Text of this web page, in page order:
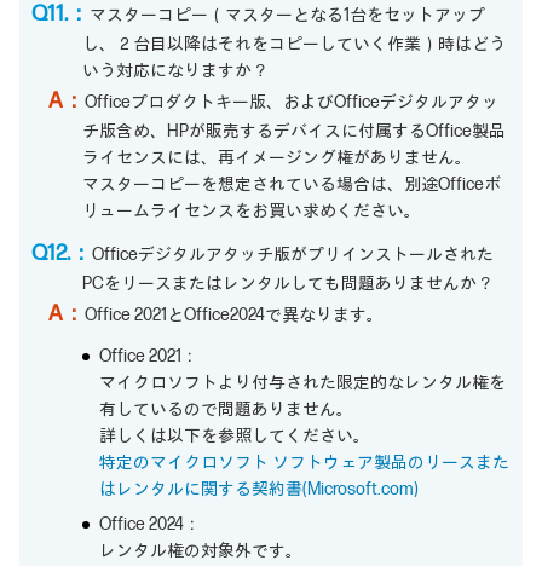
Q11.： マスターコピー（マスターとなる1台をセットアップ
し、２台目以降はそれをコピーしていく作業）時はどう
いう対応になりますか？
A：Officeプロダクトキー版、およびOfficeデジタルアタッ
チ版含め、HPが販売するデバイスに付属するOffice製品
ライセンスには、再イメージング権がありません。
マスターコピーを想定されている場合は、別途Officeボ
リュームライセンスをお買い求めください。
Q12.： Officeデジタルアタッチ版がプリインストールされた
PCをリースまたはレンタルしても問題ありませんか？
A：Office 2021とOffice2024で異なります。
Office 2021：
マイクロソフトより付与された限定的なレンタル権を
有しているので問題ありません。
詳しくは以下を参照してください。
特定のマイクロソフト ソフトウェア製品のリースまた
はレンタルに関する契約書(Microsoft.com)
Office 2024：
レンタル権の対象外です。